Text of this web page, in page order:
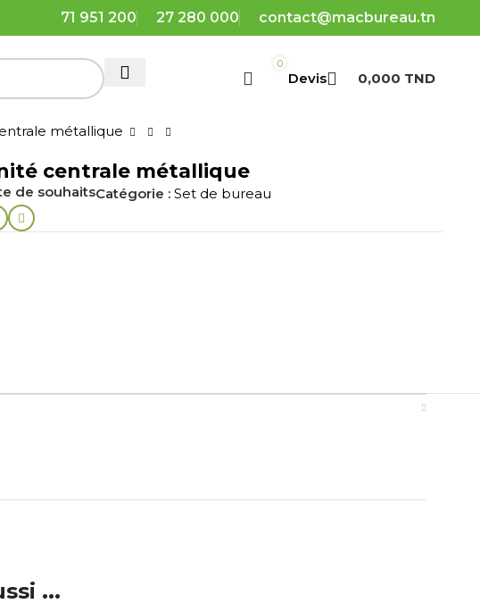
71 951 200 27 280 000 contact@macbureau.tn
0
0,000 TND
métallique
centrale métallique
de souhaitsCatégorie : Set de bureau
...